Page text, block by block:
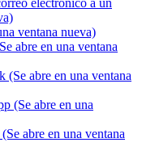
electrónico a un
ventana nueva)
abre en una ventana
(Se abre en una ventana
(Se abre en una
abre en una ventana